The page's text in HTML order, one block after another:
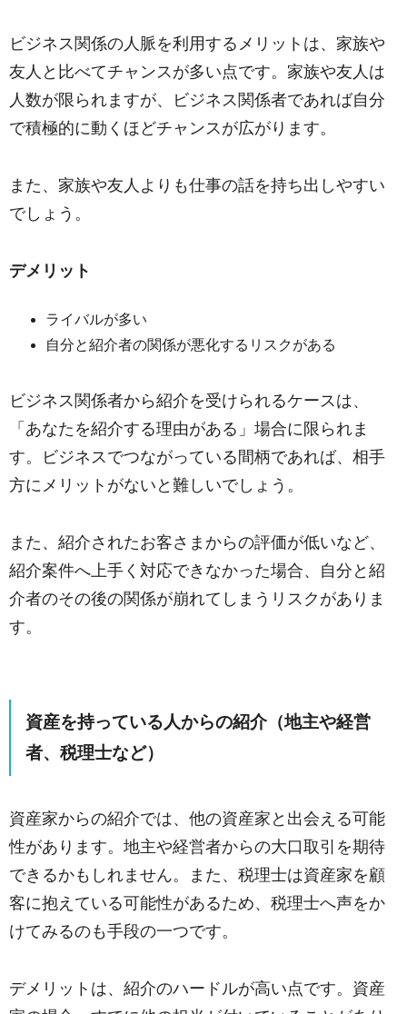
ビジネス関係の人脈を利用するメリットは、家族や
友人と比べてチャンスが多い点です。家族や友人は
人数が限られますが、ビジネス関係者であれば自分
で積極的に動くほどチャンスが広がります。
また、家族や友人よりも仕事の話を持ち出しやすい
でしょう。
デメリット
ライバルが多い
自分と紹介者の関係が悪化するリスクがある
ビジネス関係者から紹介を受けられるケースは、
「あなたを紹介する理由がある」場合に限られま
す。ビジネスでつながっている間柄であれば、相手
方にメリットがないと難しいでしょう。
また、紹介されたお客さまからの評価が低いなど、
紹介案件へ上手く対応できなかった場合、自分と紹
介者のその後の関係が崩れてしまうリスクがありま
す。
資産を持っている人からの紹介（地主や経営
者、税理士など）
資産家からの紹介では、他の資産家と出会える可能
性があります。地主や経営者からの大口取引を期待
できるかもしれません。また、税理士は資産家を顧
客に抱えている可能性があるため、税理士へ声をか
けてみるのも手段の一つです。
デメリットは、紹介のハードルが高い点です。資産